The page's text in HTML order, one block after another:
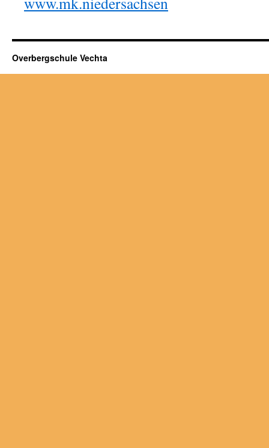
Overbergschule Vechta